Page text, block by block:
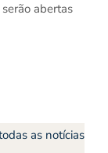
abertas
as notícias